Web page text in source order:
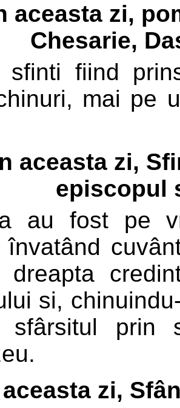
aceasta zi,
Chesarie,
sfinti fiind
mai pe
aceasta zi,
episcopul
au fost pe
învatând
dreapta
si,
prin
zi,